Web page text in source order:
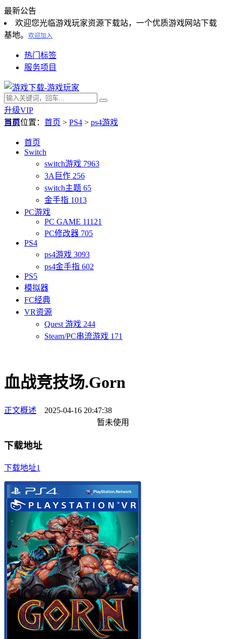
最新公告
欢迎您光临游戏玩家资源下载站，一个优质游戏网站下载
基地。
欢迎加入
热门标签
服务项目
升级VIP
首页
首页
Switch
switch游戏 7963
3A巨作 256
switch主题 65
金手指 1013
PC游戏
PC GAME 11121
PC修改器 705
PS4
ps4游戏 3093
ps4金手指 602
PS5
模拟器
FC经典
VR资源
Quest 游戏 244
Steam/PC串流游戏 171
当前位置： 首页 > PS4 > ps4游戏
血战竞技场.Gorn
正文概述
2025-04-16 20:47:38
暂未使用
下载地址
下载地址1